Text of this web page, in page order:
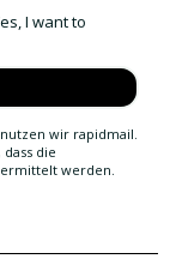
I want to
wir rapidmail.
die
werden.